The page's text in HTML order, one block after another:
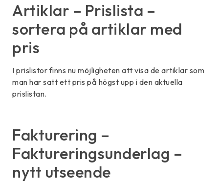
Artiklar – Prislista –
sortera på artiklar med
pris
I prislistor finns nu möjligheten att visa de artiklar som
man har satt ett pris på högst upp i den aktuella
prislistan.
Fakturering –
Faktureringsunderlag –
nytt utseende